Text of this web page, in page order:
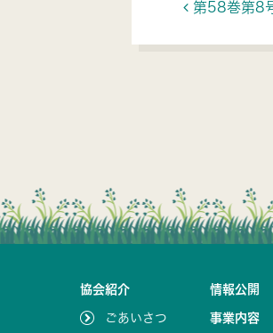
Post
第58巻第8
協会紹介
ごあいさつ
情報公開
事業内容